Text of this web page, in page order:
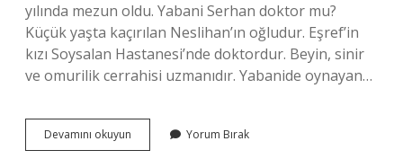
yılında mezun oldu. Yabani Serhan doktor mu?
Küçük yaşta kaçırılan Neslihan’ın oğludur. Eşref’in
kızı Soysalan Hastanesi’nde doktordur. Beyin, sinir
ve omurilik cerrahisi uzmanıdır. Yabanide oynayan…
Devamını okuyun
Soysalan
Yorum Bırak